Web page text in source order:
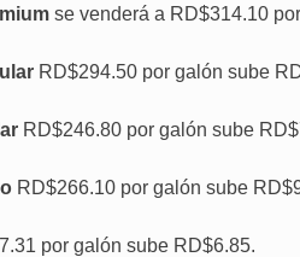
se venderá a RD$314.10
RD$294.50 por galón sube
RD$246.80 por galón sube
RD$266.10 por galón sube
por galón sube RD$6.85.